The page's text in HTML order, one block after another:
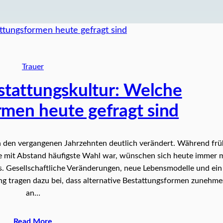
Trauer
Welche
heute gefragt sind
vergangenen Jahrzehnten deutlich verändert. Während
Abstand häufigste Wahl war, wünschen sich heute immer
Veränderungen, neue Lebensmodelle und ein
tragen dazu bei, dass alternative Bestattungsformen
an…